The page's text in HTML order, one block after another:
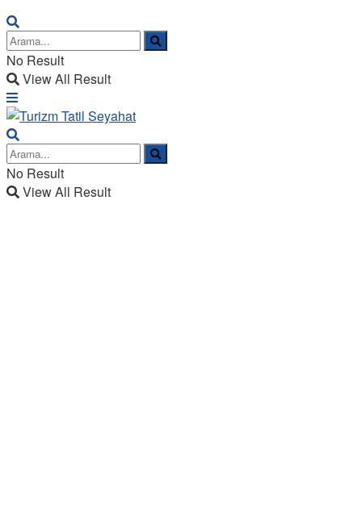
No Result
View All Result
No Result
View All Result